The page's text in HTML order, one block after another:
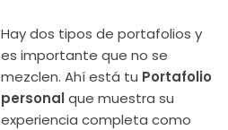
Hay dos tipos de portafolios y
es importante que no se
mezclen. Ahí está tu Portafolio
personalque muestra su
experiencia completa como